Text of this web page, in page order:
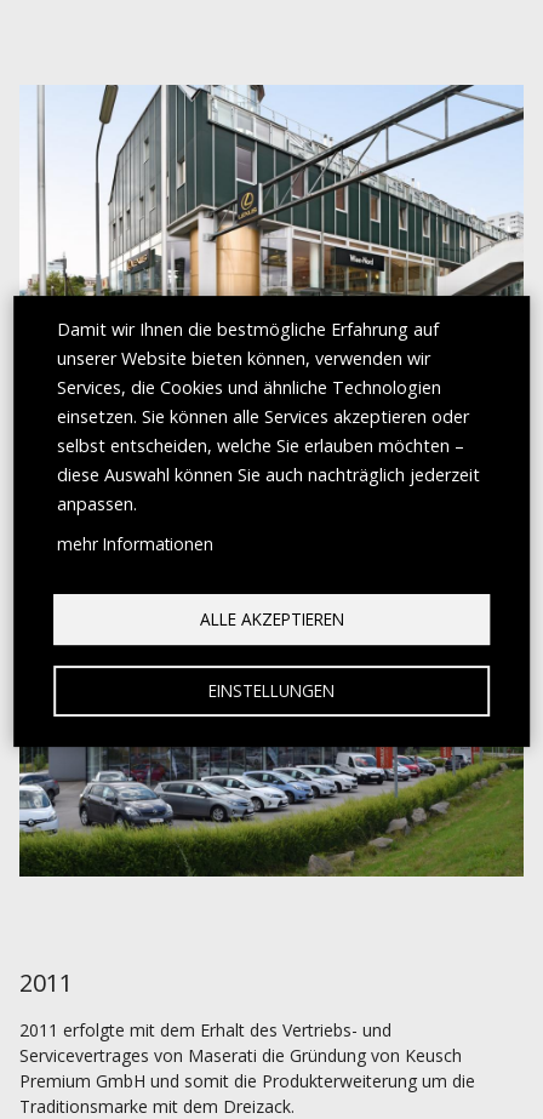
2006
Gründung der Zweigniederlassung in Tulln.
2011
2011 erfolgte mit dem Erhalt des Vertriebs- und
Servicevertrages von Maserati die Gründung von Keusch
Premium GmbH und somit die Produkterweiterung um die
Traditionsmarke mit dem Dreizack.
Damit wir Ihnen die bestmögliche Erfahrung auf
unserer Website bieten können, verwenden wir
Services, die Cookies und ähnliche Technologien
einsetzen. Sie können alle Services akzeptieren oder
selbst entscheiden, welche Sie erlauben möchten –
diese Auswahl können Sie auch nachträglich jederzeit
anpassen.
mehr Informationen
EINSTELLUNGEN
ALLE AKZEPTIEREN